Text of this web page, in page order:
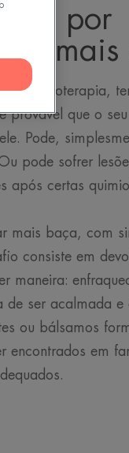
por
mais
quimioterapia,
provável que o
Pode,
pode sofrer
após certas
mais baça, com
consiste em
maneira:
ser acalmada e
ou bálsamos
encontrados em